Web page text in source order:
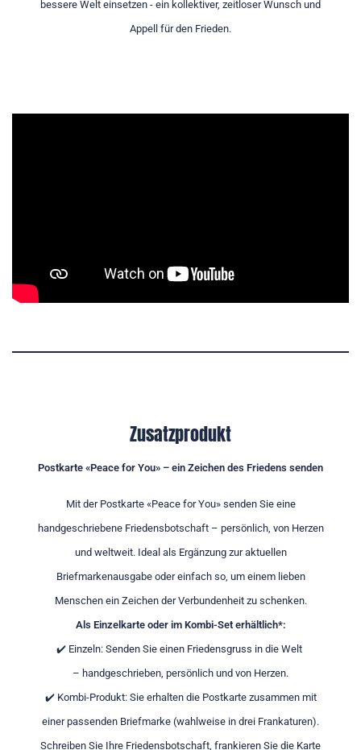
bessere Welt einsetzen - ein kollektiver, zeitloser Wunsch und
Appell für den Frieden.
Zusatzprodukt
Postkarte «Peace for You» – ein Zeichen des Friedens senden
Mit der Postkarte «Peace for You» senden Sie eine
handgeschriebene Friedensbotschaft – persönlich, von Herzen
und weltweit. Ideal als Ergänzung zur aktuellen
Briefmarkenausgabe oder einfach so, um einem lieben
Menschen ein Zeichen der Verbundenheit zu schenken.
Als Einzelkarte oder im Kombi-Set erhältlich*:
✔️ Einzeln: Senden Sie einen Friedensgruss in die Welt
– handgeschrieben, persönlich und von Herzen.
✔️ Kombi-Produkt: Sie erhalten die Postkarte zusammen mit
einer passenden Briefmarke (wahlweise in drei Frankaturen).
Schreiben Sie Ihre Friedensbotschaft, frankieren Sie die Karte